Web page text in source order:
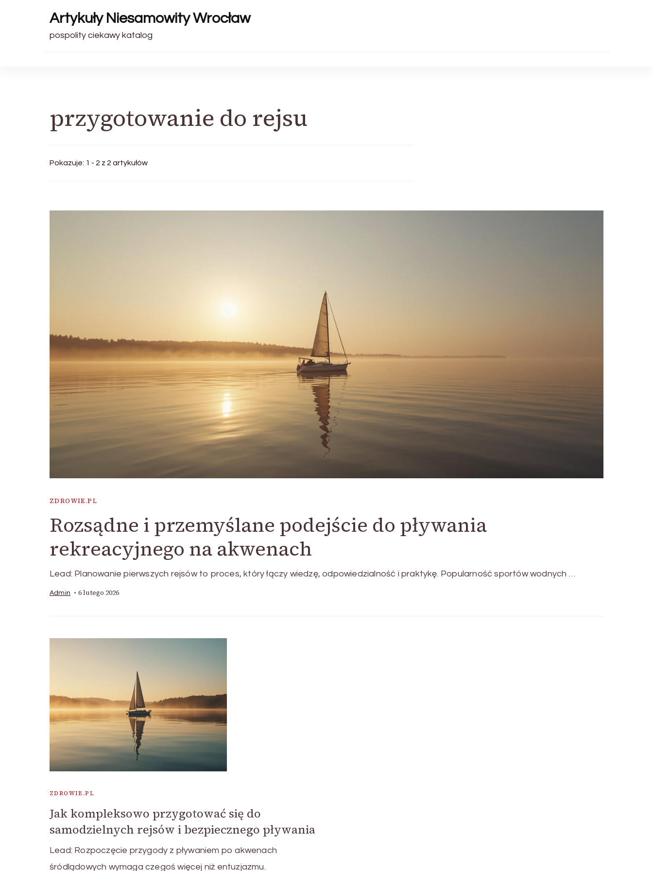
Artykuły Niesamowity Wrocław
pospolity ciekawy katalog
przygotowanie do rejsu
Pokazuje: 1 - 2 z 2 artykułów
ZDROWIE.PL
Rozsądne i przemyślane podejście do pływania
rekreacyjnego na akwenach
Lead: Planowanie pierwszych rejsów to proces, który łączy wiedzę, odpowiedzialność i praktykę. Popularność sportów wodnych …
Admin 6 lutego 2026
ZDROWIE.PL
Jak kompleksowo przygotować się do
samodzielnych rejsów i bezpiecznego pływania
Lead: Rozpoczęcie przygody z pływaniem po akwenach
śródlądowych wymaga czegoś więcej niż entuzjazmu.